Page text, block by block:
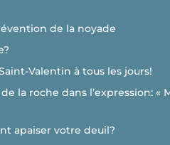
de la noyade
Valentin à tous les jours!
la roche dans l’expression: «
apaiser votre deuil?